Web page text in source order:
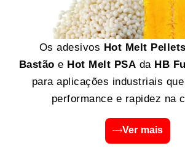
Os adesivos Hot Melt Pellets
Bastão e Hot Melt PSA da HB
para aplicações industriais
performance e rapidez na
Ver mais